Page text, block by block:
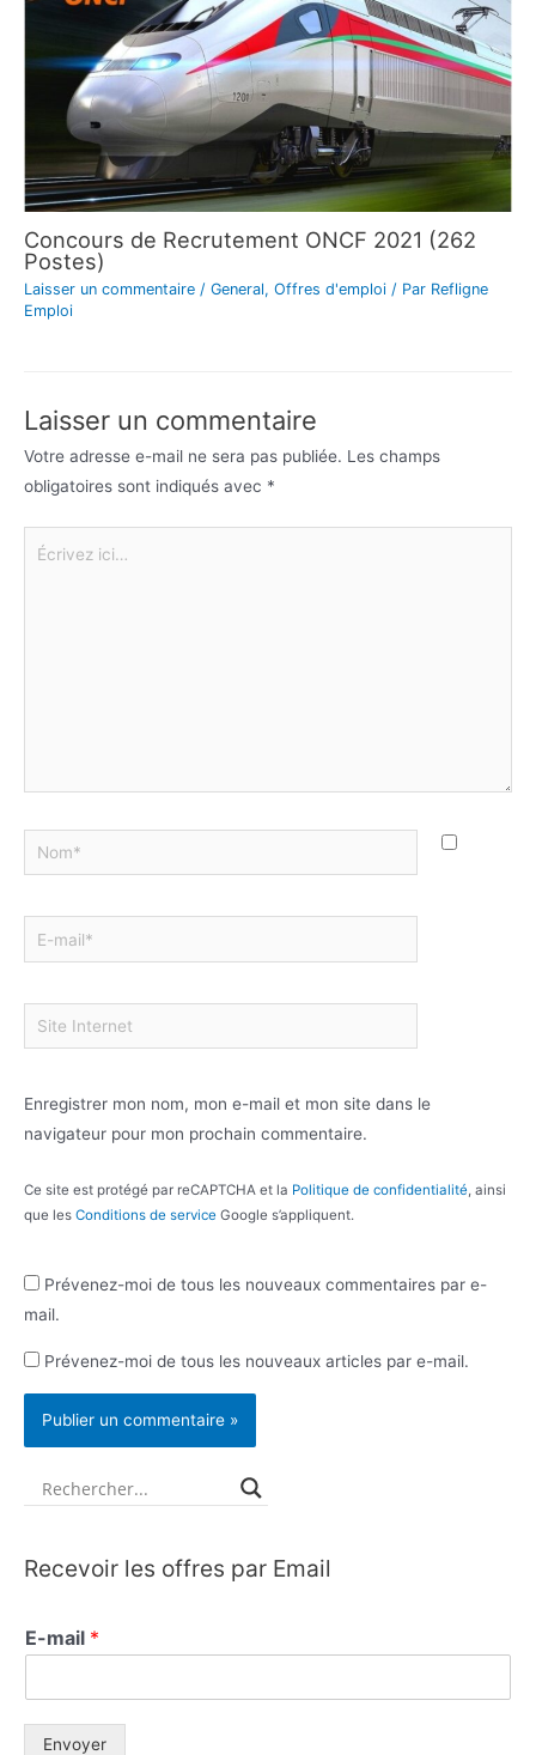
Concours de Recrutement ONCF 2021 (262
Postes)
Laisser un commentaire / General, Offres d'emploi / Par Refligne
Emploi
Laisser un commentaire
Votre adresse e-mail ne sera pas publiée. Les champs
obligatoires sont indiqués avec *
Enregistrer mon nom, mon e-mail et mon site dans le
navigateur pour mon prochain commentaire.
Ce site est protégé par reCAPTCHA et la Politique de confidentialité, ainsi
que les Conditions de service Google s’appliquent.
Prévenez-moi de tous les nouveaux commentaires par e-
mail.
Prévenez-moi de tous les nouveaux articles par e-mail.
Recevoir les offres par Email
E-mail *
Envoyer